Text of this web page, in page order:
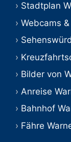
Stadtplan
Webcams
Bilder von
Anreise
Bahnhof
Fähre